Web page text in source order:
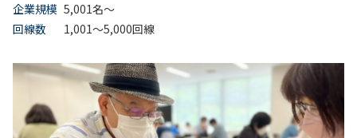
企業規模 5,001名～
回線数
1,001～5,000回線